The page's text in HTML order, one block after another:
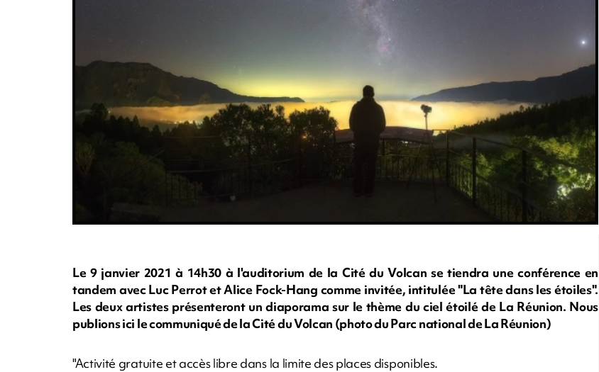
Le 9 janvier 2021 à 14h30 à l'auditorium de la Cité du Volcan se tiendra une conférence en
tandem avec Luc Perrot et Alice Fock-Hang comme invitée, intitulée "La tête dans les étoiles".
Les deux artistes présenteront un diaporama sur le thème du ciel étoilé de La Réunion. Nous
publions ici le communiqué de la Cité du Volcan (photo du Parc national de La Réunion)
"Activité gratuite et accès libre dans la limite des places disponibles.